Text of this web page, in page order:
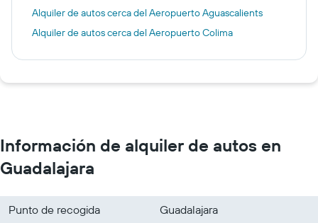
Alquiler de autos cerca del Aeropuerto Aguascalients
Alquiler de autos cerca del Aeropuerto Colima
Información de alquiler de autos en
Guadalajara
Punto de recogida
Guadalajara